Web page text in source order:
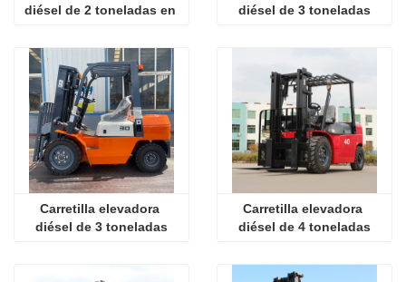
diésel de 2 toneladas en
diésel de 3 toneladas
Carretilla elevadora
diésel de 3 toneladas
Carretilla elevadora
diésel de 4 toneladas